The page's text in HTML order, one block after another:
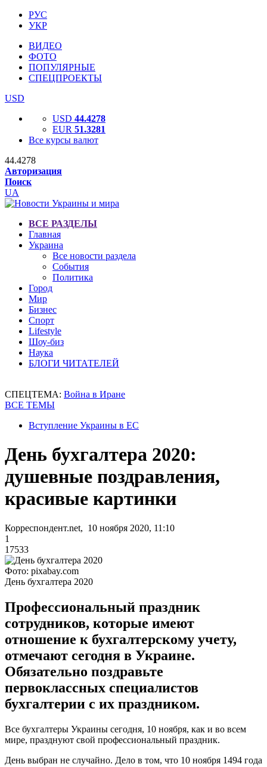
РУС
УКР
ВИДЕО
ФОТО
ПОПУЛЯРНЫЕ
СПЕЦПРОЕКТЫ
USD
USD 44.4278
EUR 51.3281
Все курсы валют
44.4278
Авторизация
Поиск
UA
ВСЕ РАЗДЕЛЫ
Главная
Украина
Все новости раздела
События
Политика
Город
Мир
Бизнес
Спорт
Lifestyle
Шоу-биз
Наука
БЛОГИ ЧИТАТЕЛЕЙ
СПЕЦТЕМА: Война в Иране
ВСЕ ТЕМЫ
Вступление Украины в ЕС
День бухгалтера 2020:
душевные поздравления,
красивые картинки
Корреспондент.net, 10 ноября 2020, 11:10
1
17533
Фото: pixabay.com
День бухгалтера 2020
Профессиональный праздник
сотрудников, которые имеют
отношение к бухгалтерскому учету,
отмечают сегодня в Украине.
Обязательно поздравьте
первоклассных специалистов
бухгалтерии с их праздником.
Все бухгалтеры Украины сегодня, 10 ноября, как и во всем
мире, празднуют свой профессиональный праздник.
День выбран не случайно. Дело в том, что 10 ноября 1494 года